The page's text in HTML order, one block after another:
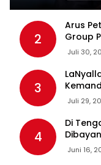
2
Arus
Group
Juli 30,
3
Lewat
Juli 29,
4
Di
Juni 16,